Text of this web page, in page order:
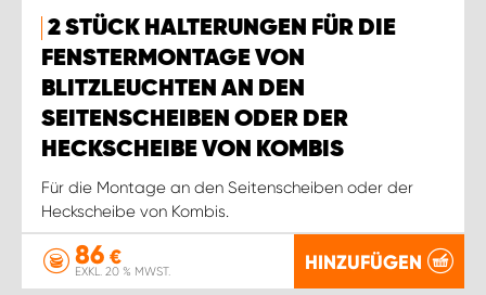
2 STÜCK HALTERUNGEN FÜR DIE
FENSTERMONTAGE VON
BLITZLEUCHTEN AN DEN
SEITENSCHEIBEN ODER DER
HECKSCHEIBE VON KOMBIS
Für die Montage an den Seitenscheiben oder der
Heckscheibe von Kombis.
86 €
EXKL. 20 % MWST. HINZUFÜGEN